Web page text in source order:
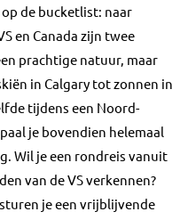
de bucketlist: naar
en Canada zijn twee
prachtige natuur, maar
in Calgary tot zonnen in
tijdens een Noord-
je bovendien helemaal
Wil je een rondreis vanuit
van de VS verkennen?
je een vrijblijvende